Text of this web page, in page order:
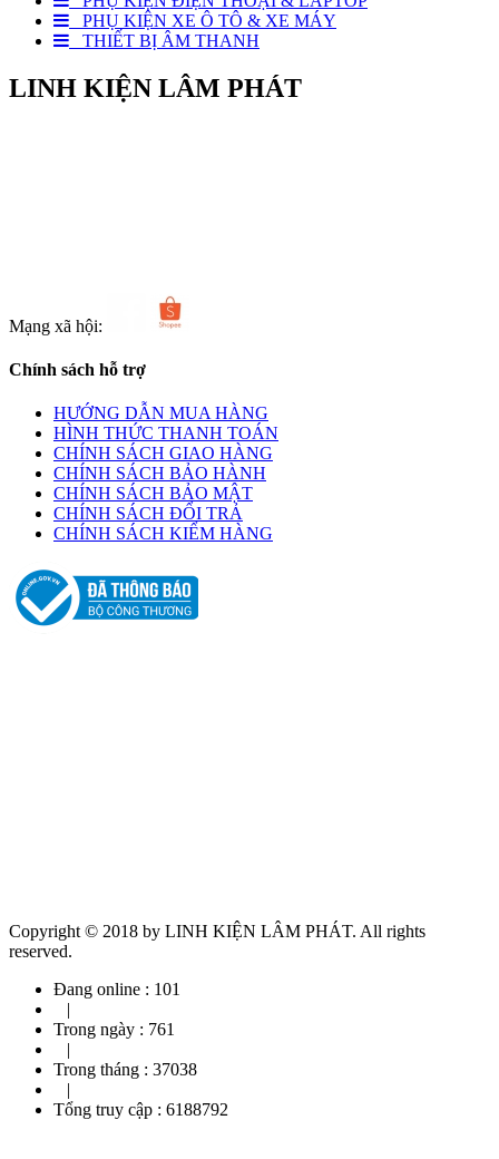
PHỤ KIỆN XE Ô TÔ & XE MÁY
THIẾT BỊ ÂM THANH
LINH KIỆN LÂM PHÁT
Mạng xã hội:
Chính sách hỗ trợ
HƯỚNG DẪN MUA HÀNG
HÌNH THỨC THANH TOÁN
CHÍNH SÁCH GIAO HÀNG
CHÍNH SÁCH BẢO HÀNH
CHÍNH SÁCH BẢO MẬT
CHÍNH SÁCH ĐỔI TRẢ
CHÍNH SÁCH KIỂM HÀNG
Copyright © 2018 by LINH KIỆN LÂM PHÁT. All rights
reserved.
Đang online : 101
|
Trong ngày : 761
|
Trong tháng : 37038
|
Tổng truy cập : 6188792